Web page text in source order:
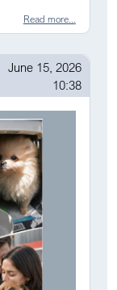
Read more...
June 15, 2026
10:38